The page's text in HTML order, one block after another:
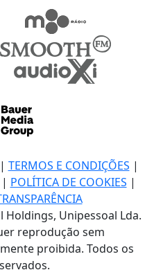
TERMOS E CONDIÇÕES |
| POLÍTICA DE COOKIES |
Unipessoal Lda.
reprodução sem
proibida. Todos os